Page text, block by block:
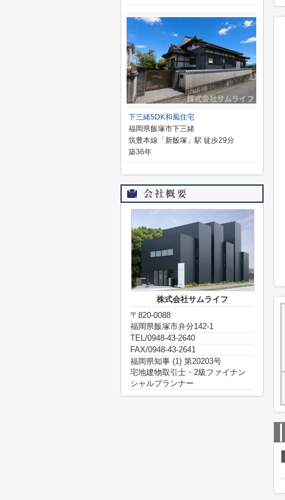
下三緒5DK和風住宅
福岡県飯塚市下三緒
筑豊本線「新飯塚」駅 徒歩29分
築36年
株式会社サムライフ
〒820-0088
福岡県飯塚市弁分142-1
TEL/0948-43-2640
FAX/0948-43-2641
福岡県知事 (1) 第20203号
宅地建物取引士・2級ファイナン
シャルプランナー